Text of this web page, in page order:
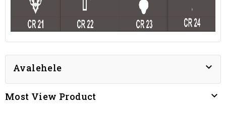
Avalehele 
Most View Product 